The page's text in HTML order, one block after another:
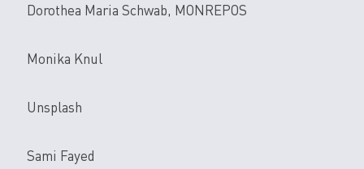
Dorothea Maria Schwab, MONREPOS
Monika Knul
Unsplash
Sami Fayed